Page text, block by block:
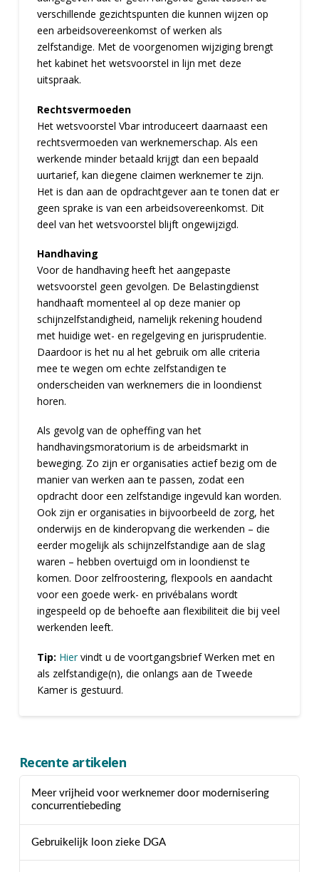
verschillende gezichtspunten die kunnen wijzen op
een arbeidsovereenkomst of werken als
zelfstandige. Met de voorgenomen wijziging brengt
het kabinet het wetsvoorstel in lijn met deze
uitspraak.
Rechtsvermoeden
Het wetsvoorstel Vbar introduceert daarnaast een
rechtsvermoeden van werknemerschap. Als een
werkende minder betaald krijgt dan een bepaald
uurtarief, kan diegene claimen werknemer te zijn.
Het is dan aan de opdrachtgever aan te tonen dat er
geen sprake is van een arbeidsovereenkomst. Dit
deel van het wetsvoorstel blijft ongewijzigd.
Handhaving
Voor de handhaving heeft het aangepaste
wetsvoorstel geen gevolgen. De Belastingdienst
handhaaft momenteel al op deze manier op
schijnzelfstandigheid, namelijk rekening houdend
met huidige wet- en regelgeving en jurisprudentie.
Daardoor is het nu al het gebruik om alle criteria
mee te wegen om echte zelfstandigen te
onderscheiden van werknemers die in loondienst
horen.
Als gevolg van de opheffing van het
handhavingsmoratorium is de arbeidsmarkt in
beweging. Zo zijn er organisaties actief bezig om de
manier van werken aan te passen, zodat een
opdracht door een zelfstandige ingevuld kan worden.
Ook zijn er organisaties in bijvoorbeeld de zorg, het
onderwijs en de kinderopvang die werkenden – die
eerder mogelijk als schijnzelfstandige aan de slag
waren – hebben overtuigd om in loondienst te
komen. Door zelfroostering, flexpools en aandacht
voor een goede werk- en privébalans wordt
ingespeeld op de behoefte aan flexibiliteit die bij veel
werkenden leeft.
Tip: Hiervindt u de voortgangsbrief Werken met en
als zelfstandige(n), die onlangs aan de Tweede
Kamer is gestuurd.
Recente artikelen
Meer vrijheid voor werknemer door modernisering
concurrentiebeding
Gebruikelijk loon zieke DGA